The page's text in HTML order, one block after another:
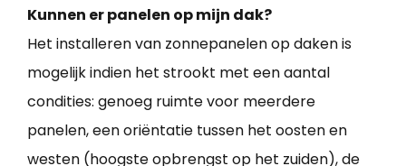
Kunnen er panelen op mijn dak?
Het installeren van zonnepanelen op daken is
mogelijk indien het strookt met een aantal
condities: genoeg ruimte voor meerdere
panelen, een oriëntatie tussen het oosten en
westen (hoogste opbrengst op het zuiden), de